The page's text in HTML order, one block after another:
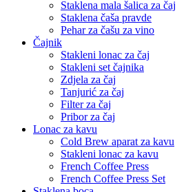
Staklena mala šalica za čaj
Staklena čaša pravde
Pehar za čašu za vino
Čajnik
Stakleni lonac za čaj
Stakleni set čajnika
Zdjela za čaj
Tanjurić za čaj
Filter za čaj
Pribor za čaj
Lonac za kavu
Cold Brew aparat za kavu
Stakleni lonac za kavu
French Coffee Press
French Coffee Press Set